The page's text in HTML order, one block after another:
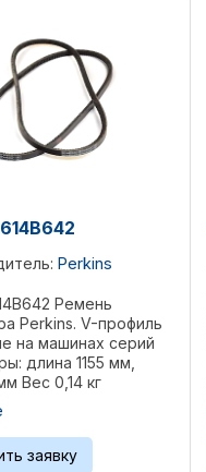
Perkins
Ремень
Perkins. V-профиль
на машинах серий
длина 1155 мм,
Вес 0,14 кг
шт Референции:
1851749M1, 2614B145,
2614B642,
...
заявку